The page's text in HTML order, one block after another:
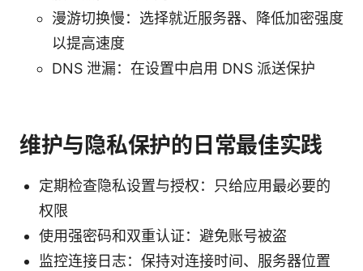
漫游切换慢：选择就近服务器、降低加密强度
以提高速度
DNS 泄漏：在设置中启用 DNS 派送保护
维护与隐私保护的日常最佳实践
定期检查隐私设置与授权：只给应用最必要的
权限
使用强密码和双重认证：避免账号被盗
监控连接日志：保持对连接时间、服务器位置